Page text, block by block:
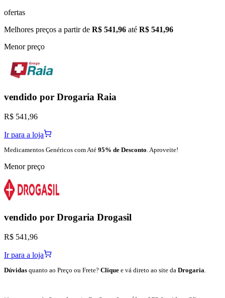
ofertas
Melhores preços a partir de R$ 541,96 até R$ 541,96
Menor preço
vendido por Drogaria Raia
R$ 541,96
Ir para a loja
Medicamentos Genéricos com Até 95% de Desconto. Aproveite!
Menor preço
vendido por Drogaria Drogasil
R$ 541,96
Ir para a loja
Dúvidas quanto ao Preço ou Frete? Clique e vá direto ao site da Drogaria.